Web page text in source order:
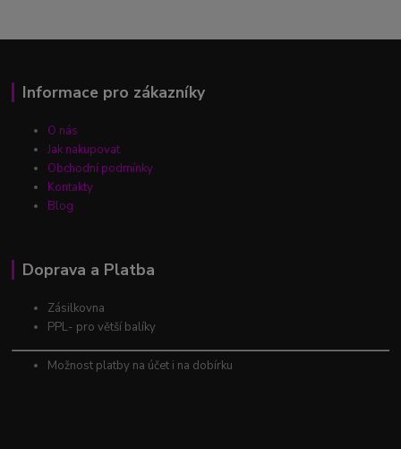
Informace pro zákazníky
O nás
Jak nakupovat
Obchodní podmínky
Kontakty
Blog
Doprava a Platba
Zásilkovna
PPL- pro větší balíky
Možnost platby na účet i na dobírku